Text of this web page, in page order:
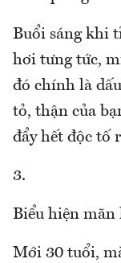
Buổi sáng khi
hơi tưng tức,
đó chính là
tỏ, thận của
đẩy hết độc tố
3.
Biểu hiện mãn
Mới 30 tuổi,